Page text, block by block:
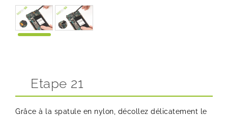
Etape 21
Grâce à la spatule en nylon, décollez délicatement le